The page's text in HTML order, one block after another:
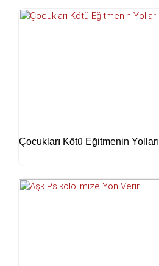
Çocukları Kötü Eğitmenin Yolları